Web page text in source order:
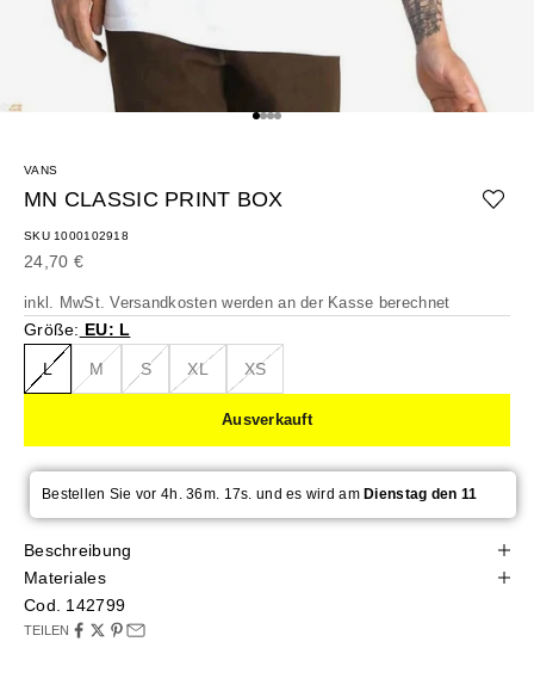
Gehe zu Element 1
Gehe zu Element 2
Gehe zu Element 3
Gehe zu Element 4
VANS
MN CLASSIC PRINT BOX
SKU 1000102918
Angebot
24,70 €
inkl. MwSt.Versandkosten werden an der Kasse berechnet
Größe: EU: L
L M S XL XS
Ausverkauft
Bestellen Sie vor 4h. 36m. 17s. und es wird amDienstag den 11
Beschreibung
Materiales
Cod. 142799
TEILEN